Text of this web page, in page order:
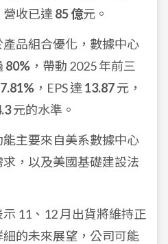
營收已達 85 億元。
產品組合優化，數據中心
80% ，帶動 2025 年前三
，EPS 達 13.87元，
元的水準。
能主要來自美系數據中心
，以及美國基礎建設法
示 11、12 月出貨將維持正
的未來展望，公司可能